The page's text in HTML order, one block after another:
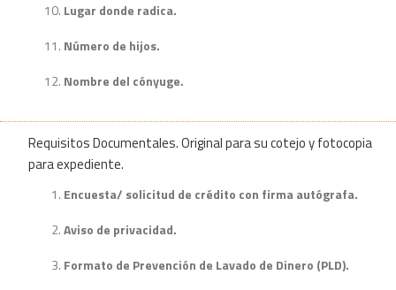
Lugar donde radica.
Número de hijos.
Nombre del cónyuge.
Requisitos Documentales. Original para su cotejo y fotocopia
para expediente.
Encuesta/ solicitud de crédito con firma autógrafa.
Aviso de privacidad.
Formato de Prevención de Lavado de Dinero (PLD).